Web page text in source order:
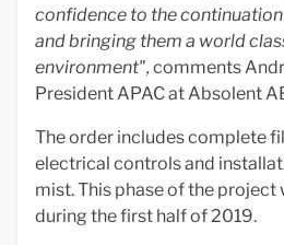
confidence to the
and bringing them a world
environment", comments
President APAC at Absolent
The order includes complete
electrical controls and
mist. This phase of the
during the first half of 2019.